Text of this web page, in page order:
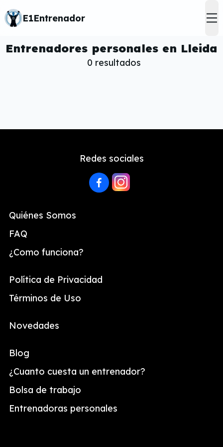
E1Entrenador
Entrenadores personales en Lleida
0 resultados
Redes sociales
Quiénes Somos
FAQ
¿Como funciona?
Política de Privacidad
Términos de Uso
Novedades
Blog
¿Cuanto cuesta un entrenador?
Bolsa de trabajo
Entrenadoras personales